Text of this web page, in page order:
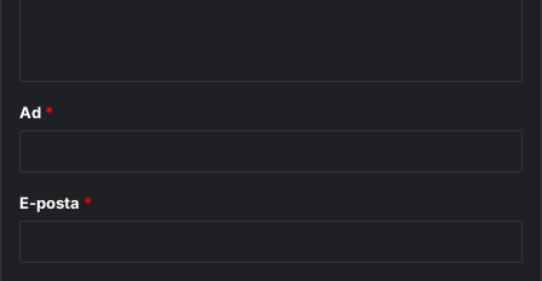
Ad *
E-posta *